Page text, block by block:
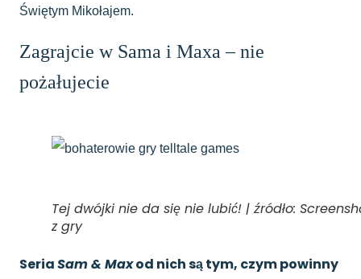
Świętym Mikołajem.
Zagrajcie w Sama i Maxa – nie
pożałujecie
Tej dwójki nie da się nie lubić! | źródło:
z gry
SeriaSam & Maxod nich są tym, czym powinny